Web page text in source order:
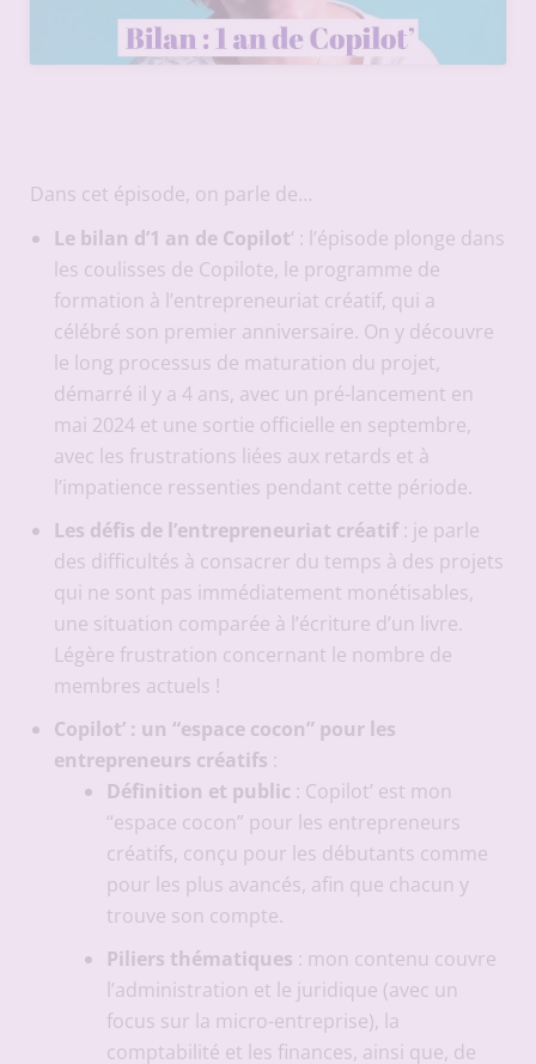
Dans cet épisode, on parle de…
Le bilan d’1 an de Copilot‘ : l’épisode plonge dans
les coulisses de Copilote, le programme de
formation à l’entrepreneuriat créatif, qui a
célébré son premier anniversaire. On y découvre
le long processus de maturation du projet,
démarré il y a 4 ans, avec un pré-lancement en
mai 2024 et une sortie officielle en septembre,
avec les frustrations liées aux retards et à
l’impatience ressenties pendant cette période.
Les défis de l’entrepreneuriat créatif: je parle
des difficultés à consacrer du temps à des projets
qui ne sont pas immédiatement monétisables,
une situation comparée à l’écriture d’un livre.
Légère frustration concernant le nombre de
membres actuels !
Copilot’ : un “espace cocon” pour les
entrepreneurs créatifs :
Définition et public : Copilot’ est mon
“espace cocon” pour les entrepreneurs
créatifs, conçu pour les débutants comme
pour les plus avancés, afin que chacun y
trouve son compte.
Piliers thématiques : mon contenu couvre
l’administration et le juridique (avec un
focus sur la micro-entreprise), la
comptabilité et les finances, ainsi que, de